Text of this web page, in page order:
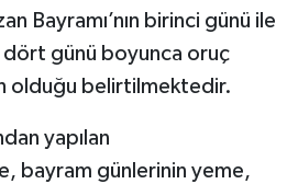
Bayramı’nın birinci günü ile
dört günü boyunca oruç
olduğu belirtilmektedir.
yapılan
bayram günlerinin yeme,